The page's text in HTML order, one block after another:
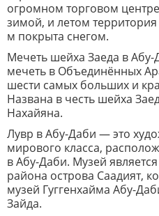
огромном торговом
зимой, и летом
м покрыта снегом.
Мечеть шейха Заеда в
мечеть в Объединённых
шести самых больших и
Названа в честь шейха
Нахайяна.
Лувр в Абу-Даби — это
мирового класса,
в Абу-Даби. Музей
района острова Саадият,
музей Гуггенхайма Абу-
Зайда.